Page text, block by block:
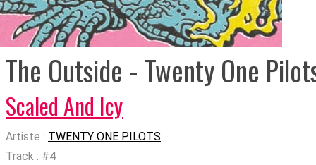
The Outside - Twenty One
Scaled And Icy
Artiste : TWENTY ONE PILOTS
Track : #4